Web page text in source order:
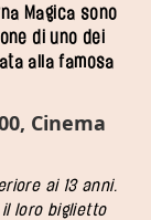
Magica sono
di uno dei
alla famosa
Cinema
ai 13 anni.
loro biglietto